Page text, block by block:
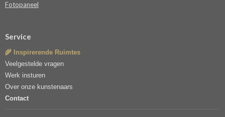
Fotopaneel
Service
🌾 Inspirerende Ruimtes
Veelgestelde vragen
Werk insturen
Over onze kunstenaars
Contact